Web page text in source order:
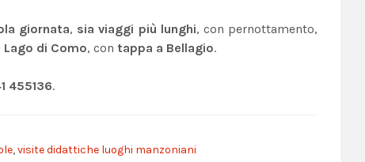
giornata, sia viaggi più lunghi, con pernottamento,
di Como, con tappa a Bellagio.
455136.
,visite didattiche luoghi manzoniani